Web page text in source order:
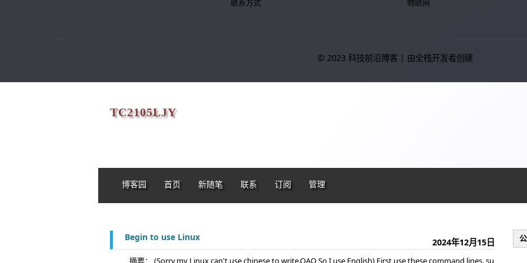
联系方式 物联网
© 2023 科技前沿博客 | 由全栈开发者创建
TC2105LJY
博客园 首页 新随笔 联系 订阅 管理
2024年12月15日
Begin to use Linux
摘要： (Sorry,my Linux can't use chinese to write.QAQ So I use English) First,use these command lines. su